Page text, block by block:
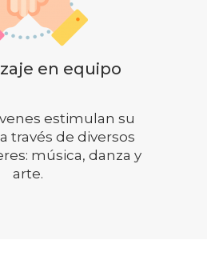
vivenciales,
los valores de
agustino
recoleto.